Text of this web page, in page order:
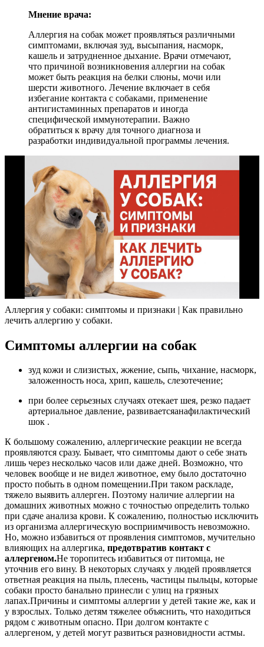
Мнение врача:
Аллергия на собак может проявляться различными
симптомами, включая зуд, высыпания, насморк,
кашель и затрудненное дыхание. Врачи отмечают,
что причиной возникновения аллергии на собак
может быть реакция на белки слюны, мочи или
шерсти животного. Лечение включает в себя
избегание контакта с собаками, применение
антигистаминных препаратов и иногда
специфической иммунотерапии. Важно
обратиться к врачу для точного диагноза и
разработки индивидуальной программы лечения.
Аллергия у собаки: симптомы и признаки | Как правильно
лечить аллергию у собаки.
Симптомы аллергии на собак
зуд кожи и слизистых, жжение, сыпь, чихание, насморк,
заложенность носа, хрип, кашель, слезотечение;
при более серьезных случаях отекает шея, резко падает
артериальное давление, развиваетсяанафилактический
шок .
К большому сожалению, аллергические реакции не всегда
проявляются сразу. Бывает, что симптомы дают о себе знать
лишь через несколько часов или даже дней. Возможно, что
человек вообще и не видел животное, ему было достаточно
просто побыть в одном помещении.При таком раскладе,
тяжело выявить аллерген. Поэтому наличие аллергии на
домашних животных можно с точностью определить только
при сдаче анализа крови. К сожалению, полностью исключить
из организма аллергическую восприимчивость невозможно.
Но, можно избавиться от проявления симптомов, мучительно
влияющих на аллергика, предотвратив контакт с
аллергеном.Не торопитесь избавиться от питомца, не
уточнив его вину. В некоторых случаях у людей проявляется
ответная реакция на пыль, плесень, частицы пыльцы, которые
собаки просто банально принесли с улиц на грязных
лапах.Причины и симптомы аллергии у детей такие же, как и
у взрослых. Только детям тяжелее объяснить, что находиться
рядом с животным опасно. При долгом контакте с
аллергеном, у детей могут развиться разновидности астмы.